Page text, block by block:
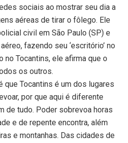
sociais ao mostrar seu dia a
aéreas de tirar o fôlego. Ele
civil em São Paulo (SP) e
fazendo seu ‘escritório’ no
no Tocantins, ele afirma que o
os outros.
que Tocantins é um dos lugares
por que aqui é diferente
de tudo. Poder sobrevoa horas
e de repente encontra, além
e montanhas. Das cidades de